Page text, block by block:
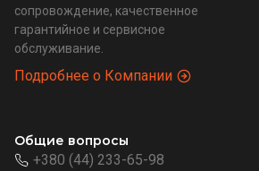
сопровождение, качественное
гарантийное и сервисное
обслуживание.
Подробнее о Компании
Общие вопросы
+380 (44) 233-65-98